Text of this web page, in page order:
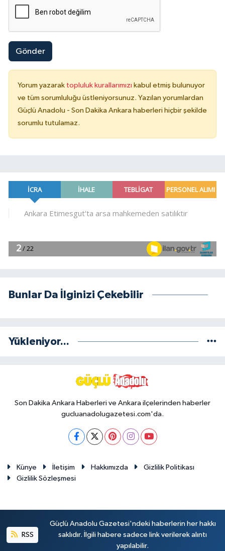
Gönder
Yorum yazarak topluluk kurallarımızı kabul etmiş bulunuyor
ve tüm sorumluluğu üstleniyorsunuz. Yazılan yorumlardan
Güçlü Anadolu - Son Dakika Ankara haberleri hiçbir şekilde
sorumlu tutulamaz.
Bunlar Da İlginizi Çekebilir
Yükleniyor...
Son Dakika Ankara Haberleri ve Ankara ilçelerinden haberler
gucluanadolugazetesi.com'da.
Künye İletişim Hakkımızda
Gizlilik Politikası
Gizlilik Sözleşmesi
RSS
Güçlü Anadolu Gazetesi'ndeki haberlerin her hakkı
saklıdır. İlgili habere sadece link verilerek alıntı
yapılabilir.